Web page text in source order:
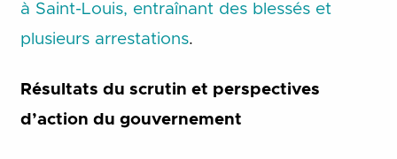
à Saint-Louis, entraînant des blessés et
plusieurs arrestations.
Résultats du scrutin et perspectives
d’action du gouvernement